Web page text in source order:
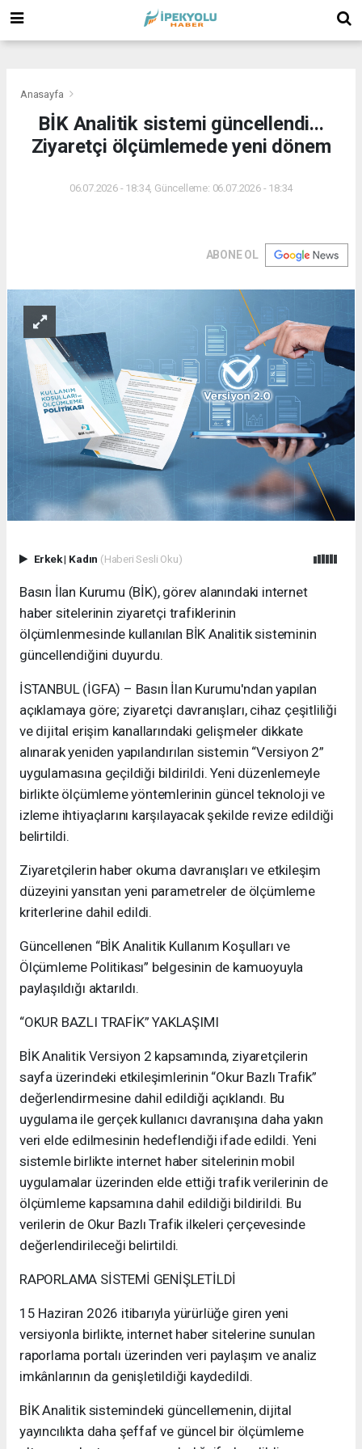
Anasayfa
BİK Analitik sistemi güncellendi...
Ziyaretçi ölçümlemede yeni dönem
06.07.2026 - 18:34, Güncelleme: 06.07.2026 - 18:34
ABONE OL
Erkek| Kadın (Haberi Sesli Oku)
Basın İlan Kurumu (BİK), görev alanındaki internet
haber sitelerinin ziyaretçi trafiklerinin
ölçümlenmesinde kullanılan BİK Analitik sisteminin
güncellendiğini duyurdu.
İSTANBUL (İGFA) – Basın İlan Kurumu'ndan yapılan
açıklamaya göre; ziyaretçi davranışları, cihaz çeşitliliği
ve dijital erişim kanallarındaki gelişmeler dikkate
alınarak yeniden yapılandırılan sistemin “Versiyon 2”
uygulamasına geçildiği bildirildi. Yeni düzenlemeyle
birlikte ölçümleme yöntemlerinin güncel teknoloji ve
izleme ihtiyaçlarını karşılayacak şekilde revize edildiği
belirtildi.
Ziyaretçilerin haber okuma davranışları ve etkileşim
düzeyini yansıtan yeni parametreler de ölçümleme
kriterlerine dahil edildi.
Güncellenen “BİK Analitik Kullanım Koşulları ve
Ölçümleme Politikası” belgesinin de kamuoyuyla
paylaşıldığı aktarıldı.
“OKUR BAZLI TRAFİK” YAKLAŞIMI
BİK Analitik Versiyon 2 kapsamında, ziyaretçilerin
sayfa üzerindeki etkileşimlerinin “Okur Bazlı Trafik”
değerlendirmesine dahil edildiği açıklandı. Bu
uygulama ile gerçek kullanıcı davranışına daha yakın
veri elde edilmesinin hedeflendiği ifade edildi. Yeni
sistemle birlikte internet haber sitelerinin mobil
uygulamalar üzerinden elde ettiği trafik verilerinin de
ölçümleme kapsamına dahil edildiği bildirildi. Bu
verilerin de Okur Bazlı Trafik ilkeleri çerçevesinde
değerlendirileceği belirtildi.
RAPORLAMA SİSTEMİ GENİŞLETİLDİ
15 Haziran 2026 itibarıyla yürürlüğe giren yeni
versiyonla birlikte, internet haber sitelerine sunulan
raporlama portalı üzerinden veri paylaşım ve analiz
imkânlarının da genişletildiği kaydedildi.
BİK Analitik sistemindeki güncellemenin, dijital
yayıncılıkta daha şeffaf ve güncel bir ölçümleme